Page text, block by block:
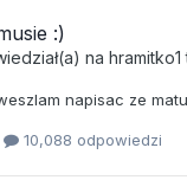
:)
na hramitko1
napisac ze
10,088 odpowiedzi